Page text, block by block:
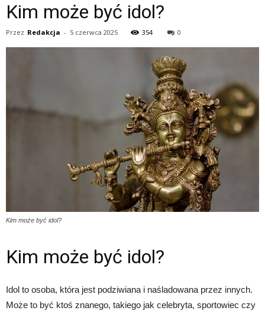
Kim może być idol?
Przez Redakcja - 5 czerwca 2025 354 0
Kim może być idol?
Kim może być idol?
Idol to osoba, która jest podziwiana i naśladowana przez innych.
Może to być ktoś znanego, takiego jak celebryta, sportowiec czy